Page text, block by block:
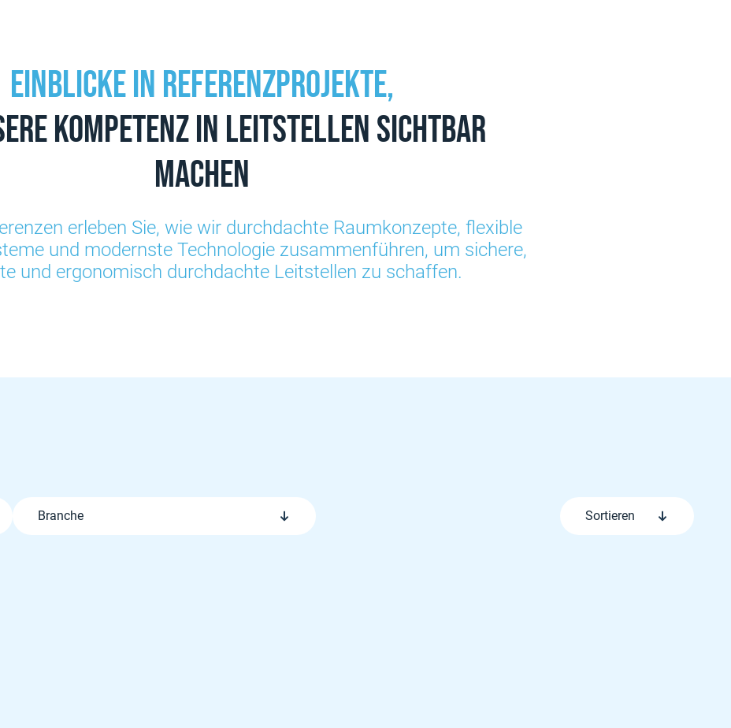
Einblicke in Referenzprojekte,
Kompetenz in Leitstellen sichtbar
machen
erleben Sie, wie wir durchdachte Raumkonzepte, flexible
und modernste Technologie zusammenführen, um sichere,
und ergonomisch durchdachte Leitstellen zu schaffen.
Branche Sortieren